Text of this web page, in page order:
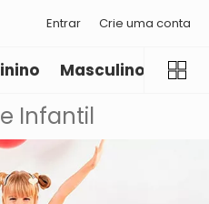
Entrar Crie uma conta
Masculino
Infantil